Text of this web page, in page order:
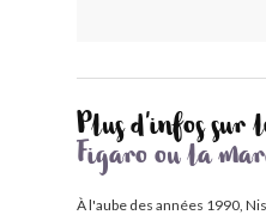
Plus d'infos sur
Figaro ou la
À l'aube des années 1990,